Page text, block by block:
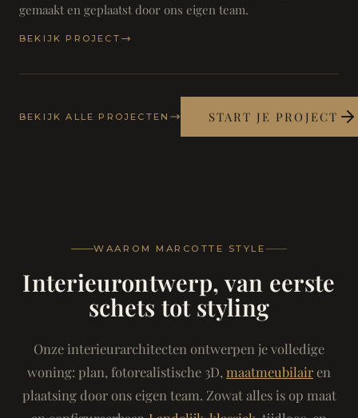
gemaakt en geplaatst door ons eigen team.
BEKIJK PROJECT
BEKIJK ALLE PROJECTEN START JE PROJECT
WAAROM MARCOTTE STYLE
Interieurontwerp, van eerste
schets tot styling
Onze interieurarchitecten ontwerpen je volledige
woning: plan, fotorealistische 3D, maatmeubilairen
plaatsing door ons eigen team. Zowat alles is op maat